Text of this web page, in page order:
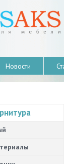
Новости